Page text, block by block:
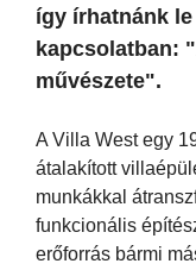
így írhatnánk
kapcsolatban:
művészete".
A Villa West egy
átalakított
munkákkal
funkcionális
erőforrás bármi